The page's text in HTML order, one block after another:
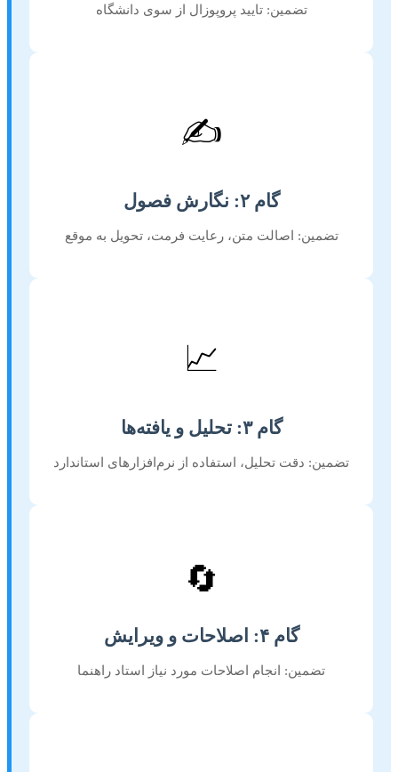
تضمین: تایید پروپوزال از سوی دانشگاه
✍️
گام ۲: نگارش فصول
تضمین: اصالت متن، رعایت فرمت، تحویل به موقع
📈
گام ۳: تحلیل و یافته‌ها
تضمین: دقت تحلیل، استفاده از نرم‌افزارهای استاندارد
🔄
گام ۴: اصلاحات و ویرایش
تضمین: انجام اصلاحات مورد نیاز استاد راهنما